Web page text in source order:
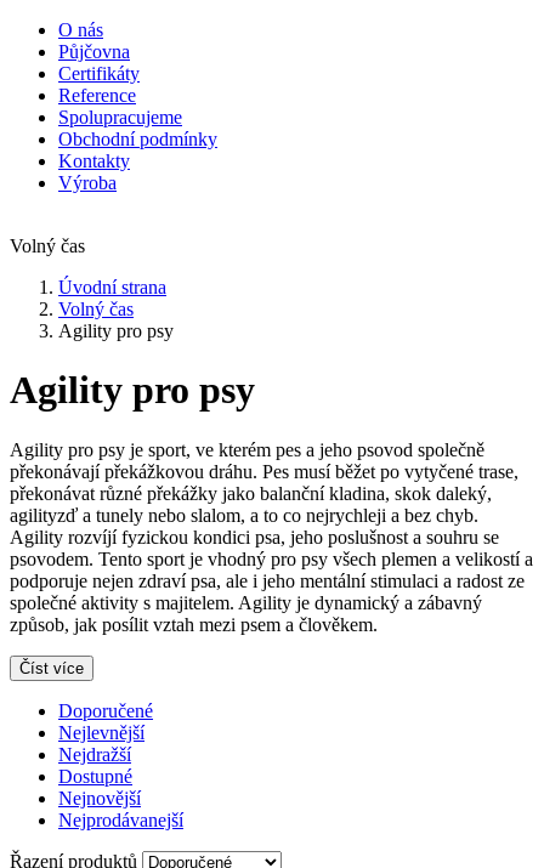
O nás
Půjčovna
Certifikáty
Reference
Spolupracujeme
Obchodní podmínky
Kontakty
Výroba
Volný čas
Úvodní strana
Volný čas
Agility pro psy
Agility pro psy
Agility pro psy je sport, ve kterém pes a jeho psovod společně
překonávají překážkovou dráhu. Pes musí běžet po vytyčené trase,
překonávat různé překážky jako balanční kladina, skok daleký,
agilityzď a tunely nebo slalom, a to co nejrychleji a bez chyb.
Agility rozvíjí fyzickou kondici psa, jeho poslušnost a souhru se
psovodem. Tento sport je vhodný pro psy všech plemen a velikostí a
podporuje nejen zdraví psa, ale i jeho mentální stimulaci a radost ze
společné aktivity s majitelem. Agility je dynamický a zábavný
způsob, jak posílit vztah mezi psem a člověkem.
Číst více
Doporučené
Nejlevnější
Nejdražší
Dostupné
Nejnovější
Nejprodávanejší
Řazení produktů